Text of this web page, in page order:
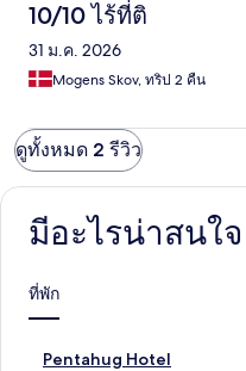
10/10 ไร้ที่ติ
31 ม.ค. 2026
Mogens Skov, ทริป 2 คืน
ดูทั้งหมด 2 รีวิว
มีอะไรน่าสนใจ
ที่พัก
Pentahug Hotel
ลิ